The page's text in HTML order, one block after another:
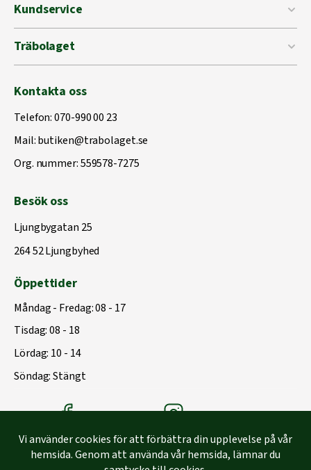
Kundservice
Träbolaget
Kontakta oss
Telefon:070-990 00 23
Mail:butiken@trabolaget.se
Org. nummer: 559578-7275
Besök oss
Ljungbygatan 25
264 52 Ljungbyhed
Öppettider
Måndag - Fredag: 08 - 17
Tisdag: 08 - 18
Lördag: 10 - 14
Söndag: Stängt
Träbolagets FacebookTräbolagets instagram